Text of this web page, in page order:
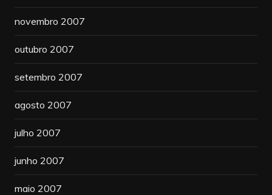
novembro 2007
outubro 2007
setembro 2007
agosto 2007
julho 2007
junho 2007
maio 2007